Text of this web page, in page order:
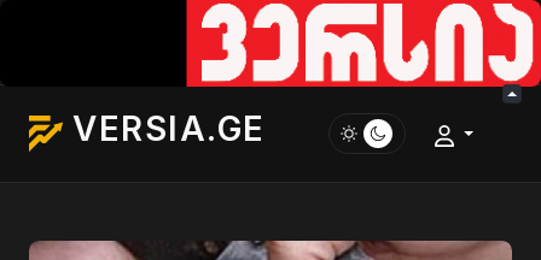
VERSIA.GE